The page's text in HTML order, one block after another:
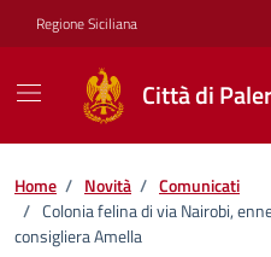
Vai ai contenuti
Vai al footer
Regione Siciliana
Città di
Home / Novità / Comunicati
/ Colonia felina di via Nairobi,
consigliera Amella